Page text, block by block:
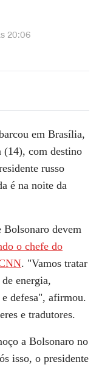
20:06
Bolsonaro embarca à Rússia para encontro com presidente Vladimir Putin | EXPRESSO CNN
em Brasília,
(14), com destino
russo
é na noite da
devem
o chefe do
. "Vamos tratar
energia,
defesa", afirmou.
e tradutores.
a Bolsonaro no
isso, o presidente